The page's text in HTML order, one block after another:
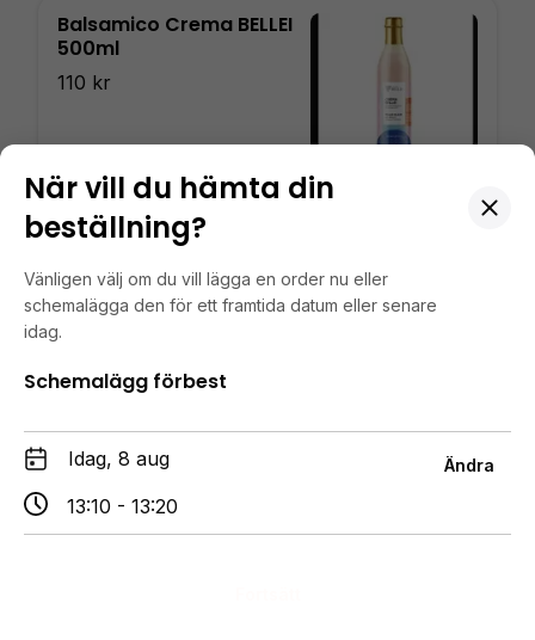
Balsamico Crema BELLEI
500ml
110 kr
Tryffelkräm PODDI 90 gr
Tryffelolja
95 kr
När vill du hämta din
beställning?
Vänligen välj om du vill lägga en order nu eller
schemalägga den för ett framtida datum eller senare
idag.
Schemalägg förbest
Idag, 8 aug Ändra
13:10 - 13:20